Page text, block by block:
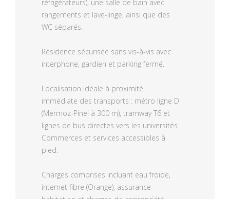
réfrigérateurs), une salle de bain avec
rangements et lave-linge, ainsi que des
WC séparés.
Résidence sécurisée sans vis-à-vis avec
interphone, gardien et parking fermé.
Localisation idéale à proximité
immédiate des transports : métro ligne D
(Mermoz-Pinel à 300 m), tramway T6 et
lignes de bus directes vers les universités.
Commerces et services accessibles à
pied.
Charges comprises incluant eau froide,
internet fibre (Orange), assurance